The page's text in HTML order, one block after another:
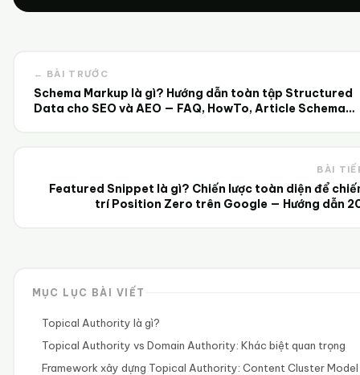
← BÀI TRƯỚC
Schema Markup là gì? Hướng dẫn toàn tập Structured
Data cho SEO và AEO — FAQ, HowTo, Article Schema
BÀI
Featured Snippet là gì? Chiến lược toàn diện để
trí Position Zero trên Google — Hướng dẫn
MỤC LỤC BÀI VIẾT
Topical Authority là gì?
Topical Authority vs Domain Authority: Khác biệt quan trọng
Framework xây dựng Topical Authority: Content Cluster Model